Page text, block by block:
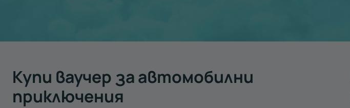
Купи ваучер за автомобилни
приключения